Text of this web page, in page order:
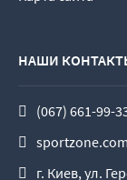
НАШИ
(067) 661-99-
г. Киев, ул.